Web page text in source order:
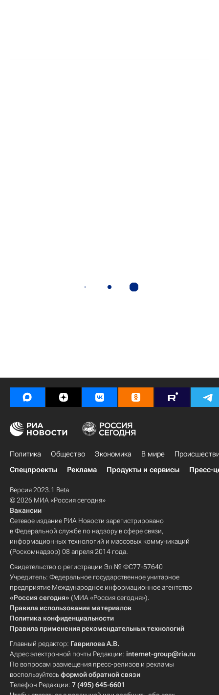
Политика Общество Экономика В мире
Спецпроекты
Реклама Продукты и сервисы Пресс-
Версия 2023.1 Beta
© 2026 МИА «Россия сегодня»
Вакансии
Сетевое издание РИА Новости зарегистрировано
в Федеральной службе по надзору в сфере связи,
информационных технологий и массовых коммуникаций
(Роскомнадзор) 08 апреля 2014 года.
Свидетельство о регистрации Эл № ФС77-57640
Учредитель: Федеральное государственное унитарное
предприятие Международное информационное агентство
«Россия сегодня» (МИА «Россия сегодня»).
Правила использования материалов
Политика конфиденциальности
Правила применения рекомендательных технологий
Главный редактор: Гаврилова А.В.
Адрес электронной почты Редакции: internet-group@ria.ru
По вопросам размещения пресс-релизов и рекламы
воспользуйтесьформой обратной связи
Телефон Редакции: 7 (495) 645-6601